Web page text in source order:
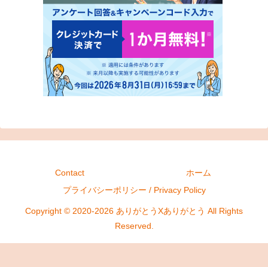
Contact
ホーム
プライバシーポリシー / Privacy Policy
Copyright © 2020-2026 ありがとうXありがとう All Rights
Reserved.